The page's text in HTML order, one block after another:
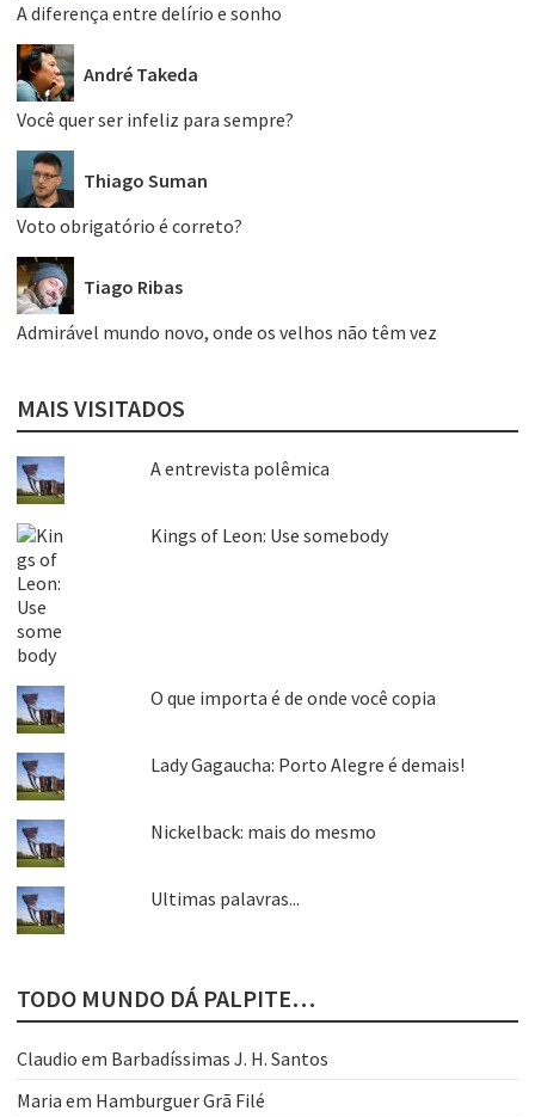
A diferença entre delírio e sonho
André Takeda
Você quer ser infeliz para sempre?
Thiago Suman
Voto obrigatório é correto?
Tiago Ribas
Admirável mundo novo, onde os velhos não têm vez
MAIS VISITADOS
A entrevista polêmica
Kings of Leon: Use somebody
O que importa é de onde você copia
Lady Gagaucha: Porto Alegre é demais!
Nickelback: mais do mesmo
Ultimas palavras...
TODO MUNDO DÁ PALPITE…
Claudio em Barbadíssimas J. H. Santos
Maria em Hamburguer Grã Filé